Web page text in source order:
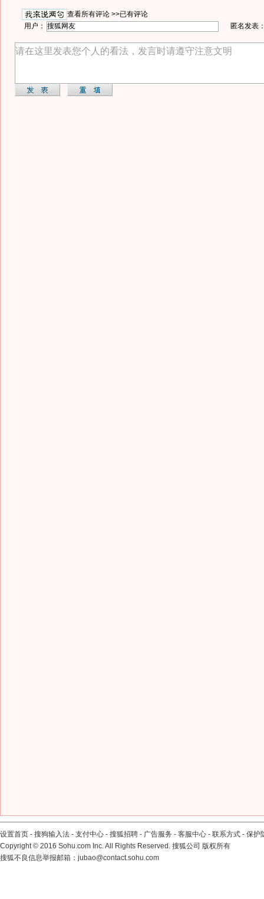
查看所有评论 >>已有评论
用户：
匿名发表
设置首页 - 搜狗输入法 - 支付中心 - 搜狐招聘 - 广告服务 - 客服中心 - 联系方式 - 保护
Copyright© 2016 Sohu.com Inc. All Rights Reserved. 搜狐公司 版权所有
搜狐不良信息举报邮箱： jubao@contact.sohu.com